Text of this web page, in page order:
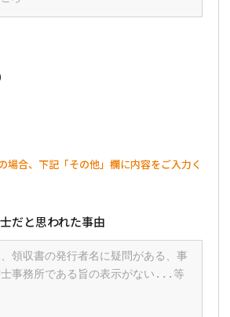
場合、下記「その他」欄に内容をご入力く
だと思われた事由